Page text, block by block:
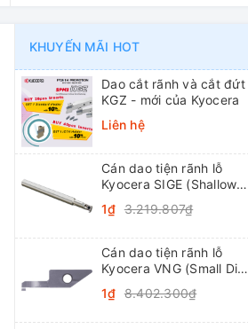
KHUYẾN MÃI HOT
Dao cắt rãnh và cắt đứt
KGZ - mới của Kyocera
Liên hệ
Cán dao tiện rãnh lỗ
Kyocera SIGE (Shallow
1₫ 3.219.807₫
Cán dao tiện rãnh lỗ
Kyocera VNG (Small Dia.
System Tip-Bars)
1₫ 8.402.300₫